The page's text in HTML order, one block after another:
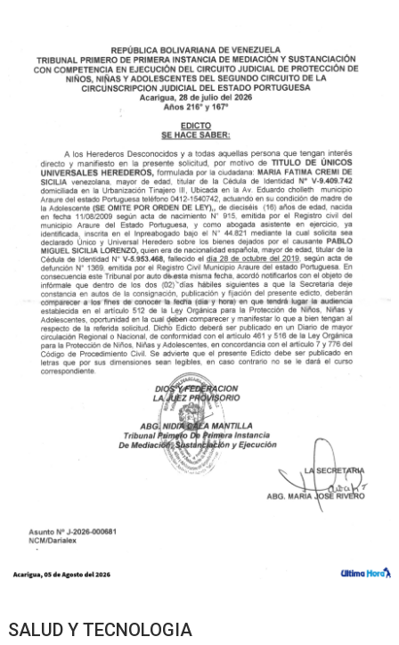
SALUD Y TECNOLOGIA